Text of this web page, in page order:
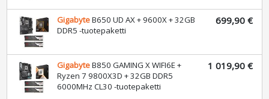
GigabyteB650 UD AX + 9600X + 32GB
DDR5 -tuotepaketti
699,90 €
GigabyteB850 GAMING X WIFI6E +
Ryzen 7 9800X3D + 32GB DDR5
6000MHz CL30 -tuotepaketti
1 019,90 €